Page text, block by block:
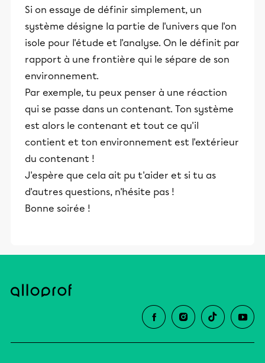
Si on essaye de définir simplement, un
système désigne la partie de l'univers que l'on
isole pour l'étude et l'analyse. On le définit par
rapport à une frontière qui le sépare de son
environnement.
Par exemple, tu peux penser à une réaction
qui se passe dans un contenant. Ton système
est alors le contenant et tout ce qu'il
contient et ton environnement est l'extérieur
du contenant !
J'espère que cela ait pu t'aider et si tu as
d'autres questions, n'hésite pas !
Bonne soirée !